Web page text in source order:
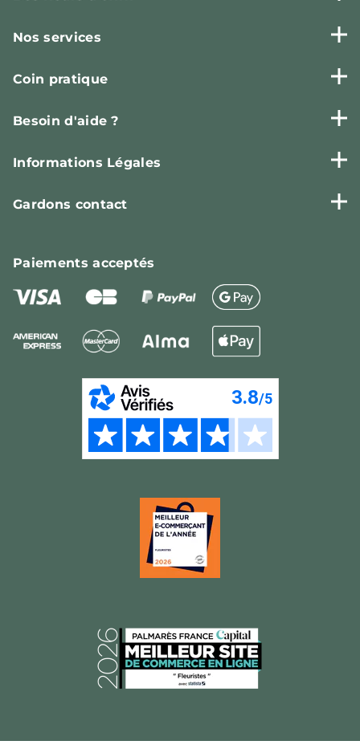
Nos services
Coin pratique
Besoin d'aide ?
Informations Légales
Gardons contact
Paiementsacceptés